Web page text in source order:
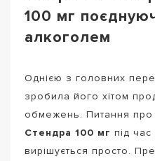
100 мг
алкоголем
Однією з головних
зробила його хітом
обмежень. Питання про
Стендра 100 мг під час
вирішується просто.